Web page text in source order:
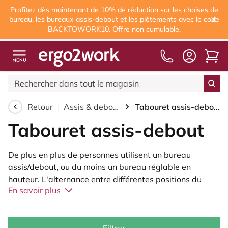
Profitez dès maintenant de 10% de réduction sur les chaises de
bureau, les bureaux assis-debout et les piètements avec le code
BACKTOWORK10. Offre non cumulable.
Livraison gratuiteà partir de 75,00 €
Retour Assis & debout Tabouret assis-debout
Tabouret assis-debout
De plus en plus de personnes utilisent un bureau
assis/debout, ou du moins un bureau réglable en
hauteur. L'alternance entre différentes positions du
corps est essentielle dans les postes de travail où peu
environnements de bureau et l'industrie, les gens sont
En savoir plus